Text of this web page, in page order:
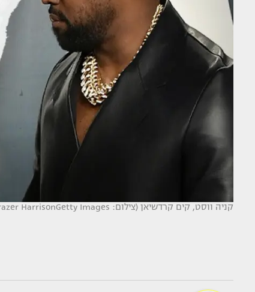
קניה ווסט, קים קרדשיאן (צילום: Frazer HarrisonGetty Images)